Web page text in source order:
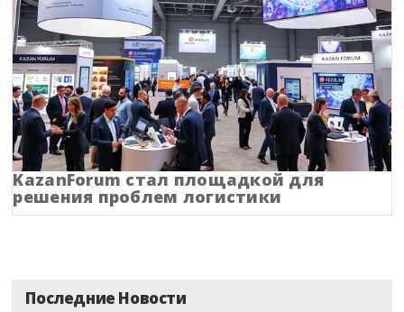
Ленинградская область
Липецкая область
Магаданская область
Марий Эл
Мордовия
KazanForum стал площадкой для
решения проблем логистики
Последние Новости